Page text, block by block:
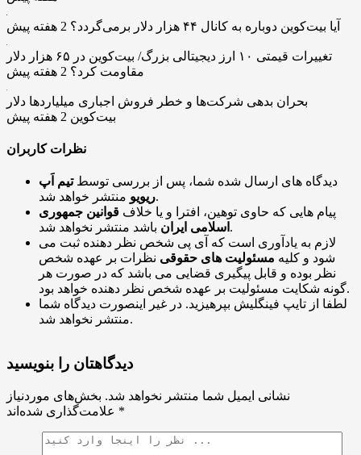
آیا بیت‌کوین دوباره به کانال ۴۴ هزار دلار برمی‌گردد؟ 2 هفته پیش
تغییرات قیمتی ۱۰ ارز دیجیتالی بزرگ/ بیت‌کوین در ۶۵ هزار دلار
مقاومت کرد؟ 2 هفته پیش
بحران بدهی شرکت‌ها و خطر فروش اجباری میلیاردها دلار
بیت‌کوین 2 هفته پیش
نظرات کاربران
دیدگاه های ارسال شده شما، پس از بررسی توسطتیم اَپ
ریویومنتشر خواهد شد.
پیام هایی که حاوی توهین، افترا و یا خلاف قوانین جمهوری
اسلامی ایران باشد منتشر نخواهد شد.
لازم به یادآوری است که آی پی شخص نظر دهنده ثبت می
شود و کلیه مسئولیت های حقوقی نظرات بر عهده شخص
نظر بوده و قابل پیگیری قضایی می باشد که در صورت هر
گونه شکایت مسئولیت بر عهده شخص نظر دهنده خواهد بود.
لطفا از تایپ فینگلیش بپرهیزید. در غیر اینصورت دیدگاه شما
منتشر نخواهد شد.
دیدگاهتان را بنویسید
نشانی ایمیل شما منتشر نخواهد شد. بخش‌های موردنیاز
*